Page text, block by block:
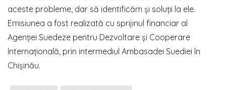
aceste probleme, dar să identificăm și soluții la ele.
Emisiunea a fost realizată cu sprijinul financiar al
Agenției Suedeze pentru Dezvoltare și Cooperare
Internațională, prin intermediul Ambasadei Suediei în
Chișinău.